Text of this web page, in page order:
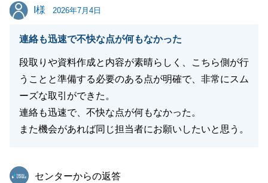
I様
I様 2026年7月4日
連絡も迅速で不快な点が何もなかった
段取りや資料作成と内容が素晴らしく、こちら側が行
うことと準備する必要のある点が明確で、非常にスム
ーズな取引ができた。
連絡も迅速で、不快な点が何もなかった。
また機会があれば同じ担当者にお願いしたいと思う。
東急リバブル
センターからの返答